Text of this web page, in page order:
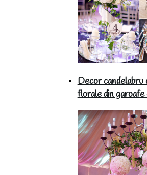
Decor candelabru
florale din garoafe